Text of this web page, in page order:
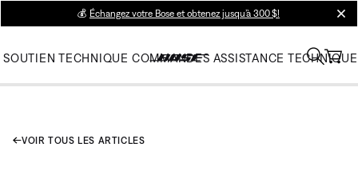
💰 Échangez votre Bose et obtenez jusqu’à 300 $!
SOUTIEN TECHNIQUE COMMANDES ASSISTANCE TECHNIQUE
VOIR TOUS LES ARTICLES